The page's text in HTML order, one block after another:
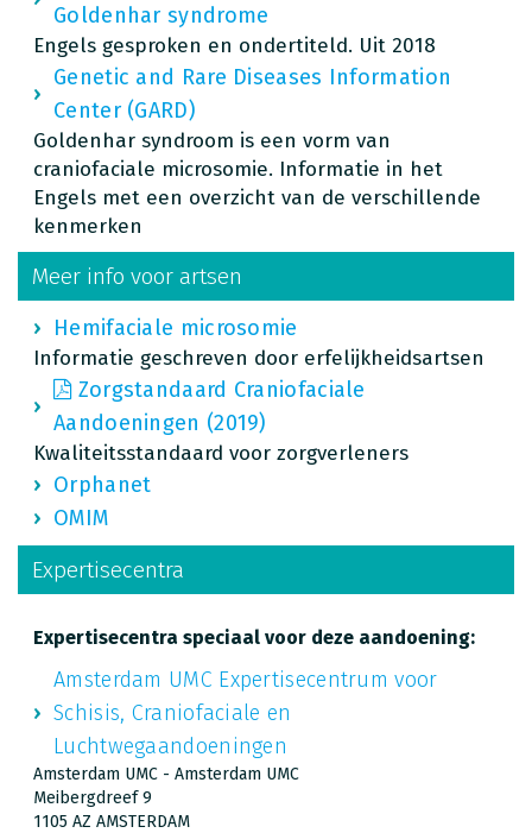
Goldenhar syndrome
Engels gesproken en ondertiteld. Uit 2018
Genetic and Rare Diseases Information
Center (GARD)
Goldenhar syndroom is een vorm van
craniofaciale microsomie. Informatie in het
Engels met een overzicht van de verschillende
kenmerken
Meer info voor artsen
Hemifaciale microsomie
Informatie geschreven door erfelijkheidsartsen
Zorgstandaard Craniofaciale
Aandoeningen (2019)
Kwaliteitsstandaard voor zorgverleners
Orphanet
OMIM
Expertisecentra
Expertisecentra speciaal voor deze aandoening:
Amsterdam UMC Expertisecentrum voor
Schisis, Craniofaciale en
Luchtwegaandoeningen
Amsterdam UMC - Amsterdam UMC
Meibergdreef 9
1105 AZ AMSTERDAM